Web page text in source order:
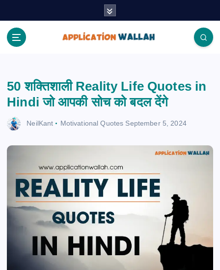
50 शक्तिशाली Reality Life Quotes in
Hindi जो आपकी सोच को बदल देंगे
NeilKant Motivational Quotes September 5, 2024